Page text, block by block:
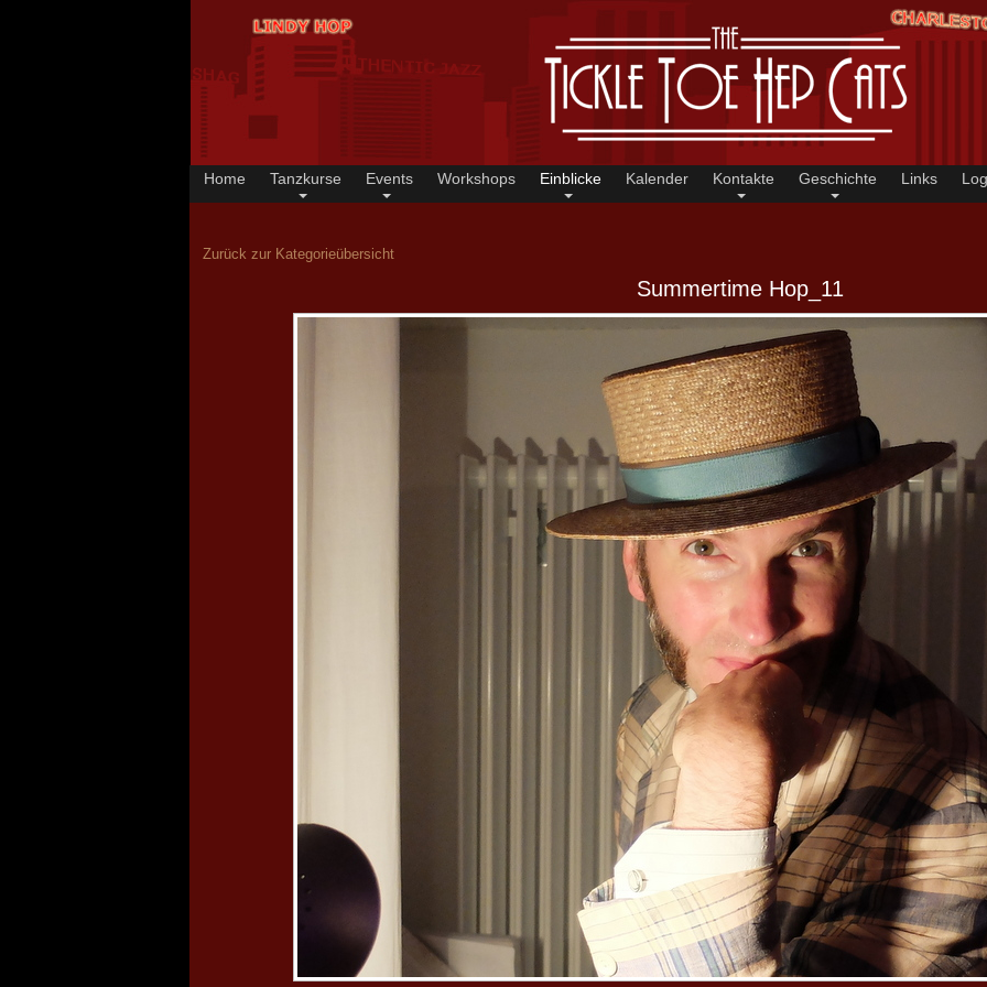
Home Tanzkurse Events Workshops Einblicke Kalender Kontakte Geschichte Links
Zurück zur Kategorieübersicht
Summertime Hop_11